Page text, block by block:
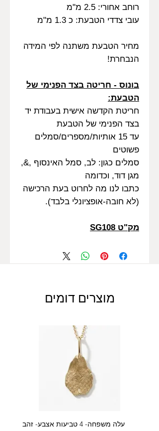
רוחב אחורי: 2.5 מ"מ
עובי צדדי הטבעת: כ 1.3 מ"מ
מחיר הטבעת משתנה לפי המידה
הנבחרת!
בונוס - חריטה בצד הפנימי של
הטבעת:
חריטת הקדשה אישית בעבודת יד
בצד הפנימי של הטבעת
עד 15 אותיות/מספרים/סמלים
פשוטים
סמלים כגון: לב, סמל האינסוף ,&,
מגן דוד, וכדומה
כתבו לנו מה לחרוט בעת הרכישה
(לא חובה-אופציונלי בלבד).
מק"ט SG108
מוצרים דומים
עלה משפחה- 4 טביעות אצבע- זהב